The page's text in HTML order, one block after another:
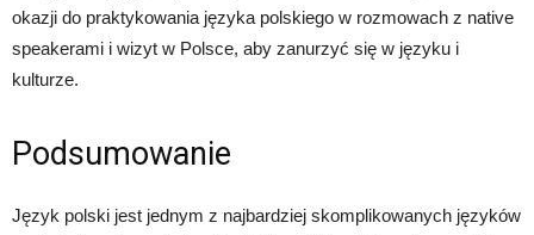
okazji do praktykowania języka polskiego w rozmowach z native
speakerami i wizyt w Polsce, aby zanurzyć się w języku i
kulturze.
Podsumowanie
Język polski jest jednym z najbardziej skomplikowanych języków